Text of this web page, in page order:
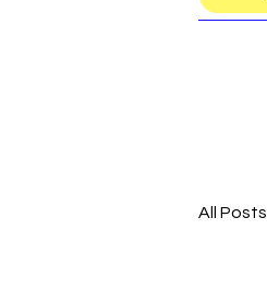
All Posts